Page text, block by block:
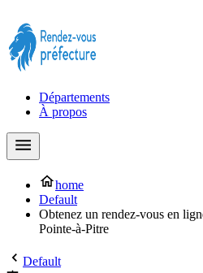
Départements
À propos
home
Default
Obtenez un rendez-vous en
Pointe-à-Pitre
Default